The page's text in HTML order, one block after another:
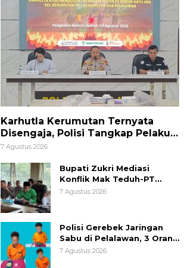
Karhutla Kerumutan Ternyata
Disengaja, Polisi Tangkap Pelaku
Pembakar Lahan
7 Agustus 2026
Bupati Zukri Mediasi
Konflik Mak Teduh-PT
Arara Abadi, Ini Hasilnya
7 Agustus 2026
Polisi Gerebek Jaringan
Sabu di Pelalawan, 3 Orang
Ditangkap
7 Agustus 2026